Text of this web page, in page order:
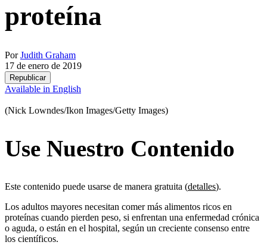
proteína
PorJudith Graham
17 de enero de 2019
Republicar
Available in English
(Nick Lowndes/Ikon Images/Getty Images)
Use Nuestro Contenido
Este contenido puede usarse de manera gratuita (detalles).
Los adultos mayores necesitan comer más alimentos ricos en
proteínas cuando pierden peso, si enfrentan una enfermedad crónica
o aguda, o están en el hospital, según un creciente consenso entre
los científicos.